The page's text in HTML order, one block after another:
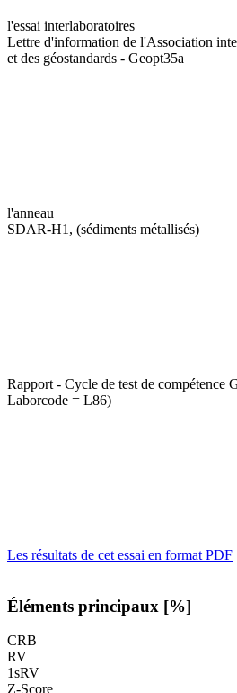
l'essai interlaboratoires
Lettre d'information de l'Association
et des géostandards - Geopt35a
l'anneau
SDAR-H1, (sédiments métallisés)
Rapport - Cycle de test de compétence
Laborcode = L86)
Les résultats de cet essai en format PDF
Éléments principaux [%]
CRB
RV
1sRV
Z-Score